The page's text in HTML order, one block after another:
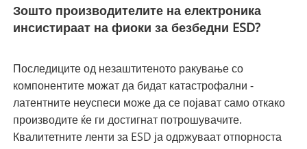
Зошто производителите на електроника
инсистираат на фиоки за безбедни ESD?
Последиците од незаштитеното ракување со
компонентите можат да бидат катастрофални -
латентните неуспеси може да се појават само откако
производите ќе ги достигнат потрошувачите.
Квалитетните ленти за ESD ја одржуваат отпорноста